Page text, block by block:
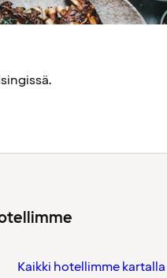
Kaikki hotellimme kartalla